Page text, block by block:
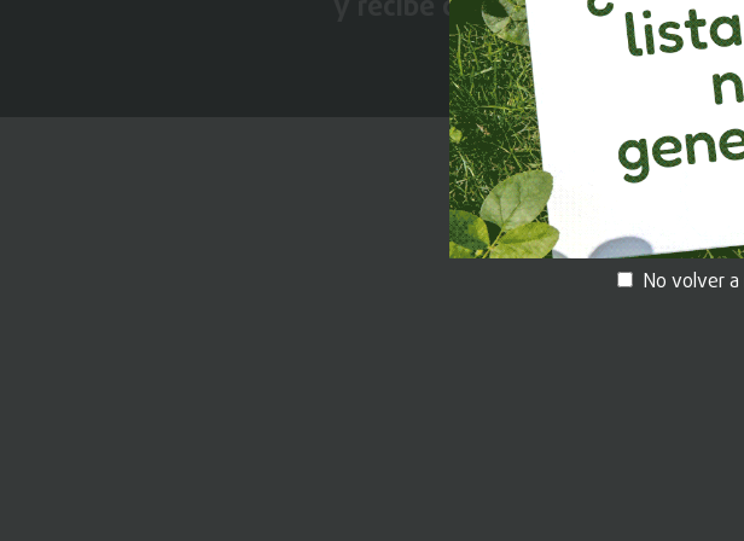
Premium
No volver a